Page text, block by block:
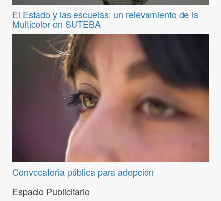
El Estado y las escuelas: un relevamiento de la
Multicolor en SUTEBA
Convocatoria pública para adopción
Espacio Publicitario